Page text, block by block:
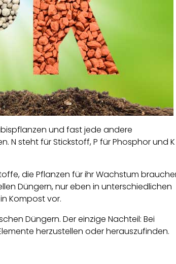
und fast jede andere
N steht für Stickstoff, P für Phosphor und K
die Pflanzen für ihr Wachstum
Düngern, nur eben in unterschiedlichen
Kompost vor.
Düngern. Der einzige Nachteil: Bei
herzustellen oder herauszufinden.